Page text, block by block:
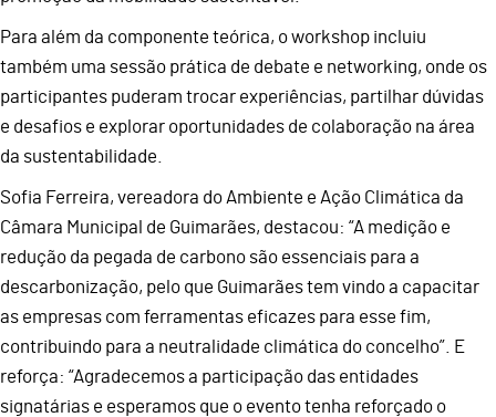
Para além da componente teórica, o workshop incluiu
também uma sessão prática de debate e networking, onde os
participantes puderam trocar experiências, partilhar dúvidas
e desafios e explorar oportunidades de colaboração na área
da sustentabilidade.
Sofia Ferreira, vereadora do Ambiente e Ação Climática da
Câmara Municipal de Guimarães, destacou: “A medição e
redução da pegada de carbono são essenciais para a
descarbonização, pelo que Guimarães tem vindo a capacitar
as empresas com ferramentas eficazes para esse fim,
contribuindo para a neutralidade climática do concelho”. E
reforça: “Agradecemos a participação das entidades
signatárias e esperamos que o evento tenha reforçado o